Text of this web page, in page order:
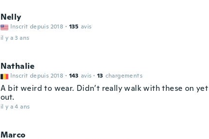
Nelly
Inscrit depuis 2018 · 135 avis
il y a 3 ans
Nathalie
Inscrit depuis 2018 · 143 avis · 13 chargements
A bit weird to wear. Didn’t really walk with these on
out.
il y a 4 ans
Marco